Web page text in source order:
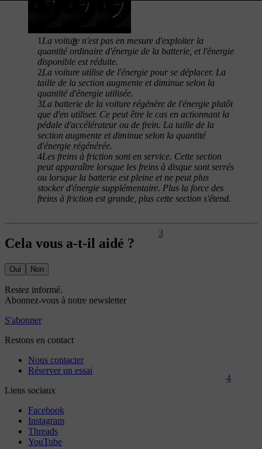
4
3
2
1 La voiture n'est pas en mesure d'exploiter la
quantité ordinaire d'énergie de la batterie, et l'énergie
disponible est réduite.
2La voiture utilise de l'énergie pour se déplacer. La
taille de la section augmente et diminue selon la
quantité d'énergie utilisée.
3La batterie de la voiture régénère de l'énergie plutôt
que d'en utiliser. Ce peut être le cas en actionnant la
pédale d'accélérateur ou de frein. La taille de la
section augmente et diminue selon la quantité
d'énergie régénérée.
4Les freins à friction sont en service. Cette section
peut apparaître lorsque les freins à disque sont serrés
ou lorsque la batterie est pleine et ne peut plus
stocker d'énergie supplémentaire. Plus la force des
freins à friction est grande, plus cette section s'étend.
Cela vous a-t-il aidé ?
Oui Non